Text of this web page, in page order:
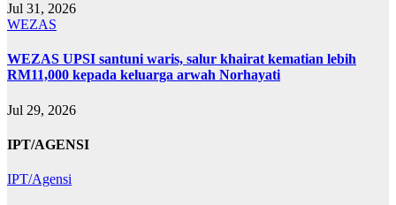
Jul 31, 2026
WEZAS
WEZAS UPSI santuni waris, salur khairat kematian lebih
RM11,000 kepada keluarga arwah Norhayati
Jul 29, 2026
IPT/AGENSI
IPT/Agensi